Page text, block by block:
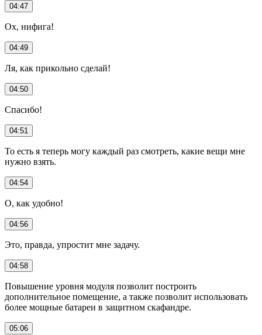
04:47
Ох, нифига!
04:49
Ля, как прикольно сделай!
04:50
Спасибо!
04:51
То есть я теперь могу каждый раз смотреть, какие вещи мне
нужно взять.
04:54
О, как удобно!
04:56
Это, правда, упростит мне задачу.
04:58
Повышение уровня модуля позволит построить
дополнительное помещение, а также позволит использовать
более мощные батареи в защитном скафандре.
05:06